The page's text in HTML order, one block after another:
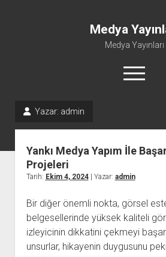
Medya
Medya Yayınları
menüyü
aç
Shorts Abone Çoğaltma
Şifresiz Spotify Takipçi
Yazar: admin
Yankı Medya Yapım İle
Projeleri
Tarih: Ekim 4, 2024| Yazar: admin
Bir diğer önemli nokta, görsel
belgesellerinde yüksek kaliteli
izleyicinin dikkatini çekmeyi
unsurlar, hikayenin duygusunu